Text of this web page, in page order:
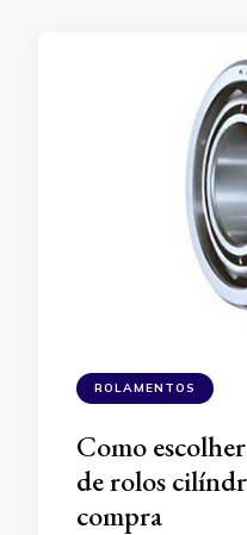
ROLAMENTOS
Como
de rolos
compra